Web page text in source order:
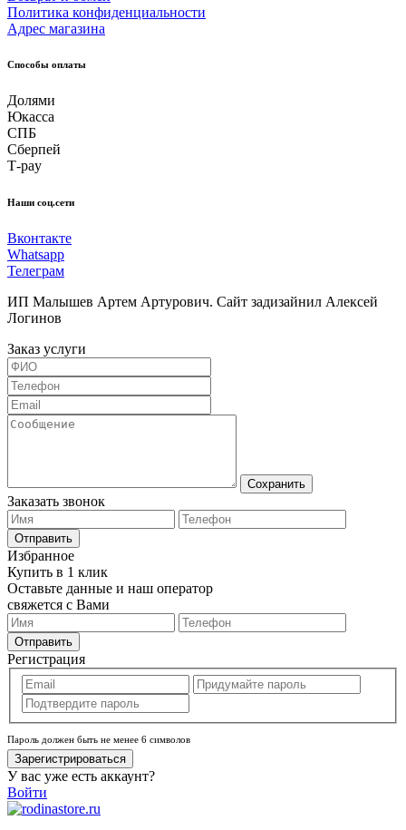
Политика конфиденциальности
Адрес магазина
Способы оплаты
Долями
Юкасса
СПБ
Сберпей
Т-pay
Наши соц.сети
Вконтакте
Whatsapp
Телеграм
ИП Малышев Артем Артурович. Сайт задизайнил Алексей
Логинов
Заказ услуги
Сохранить
Заказать звонок
Отправить
Избранное
Купить в 1 клик
Оставьте данные и наш оператор
свяжется с Вами
Отправить
Регистрация
Пароль должен быть не менее 6 символов
Зарегистрироваться
У вас уже есть аккаунт?
Войти